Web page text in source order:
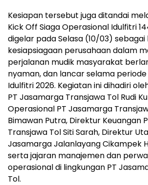
Kesiapan tersebut juga ditandai
Kick Off Siaga Operasional Idulfitri
digelar pada Selasa (10/03)
kesiapsiagaan perusahaan dalam
perjalanan mudik masyarakat
nyaman, dan lancar selama
Idulfitri 2026. Kegiatan ini dihadiri
PT Jasamarga Transjawa Tol Rudi
Operasional PT Jasamarga
Bimawan Putra, Direktur Keuangan
Transjawa Tol Siti Sarah, Direktur
Jasamarga Jalanlayang Cikampek
serta jajaran manajemen dan
operasional di lingkungan PT
Tol.